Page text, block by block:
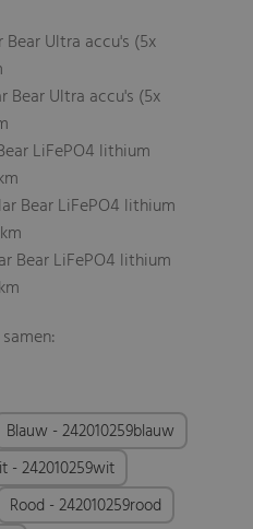
Ultra accu's (5x
Bear Ultra accu's (5x
LiFePO4 lithium
Bear LiFePO4 lithium
Bear LiFePO4 lithium
Blauw - 242010259blauw
- 242010259wit
Rood - 242010259rood